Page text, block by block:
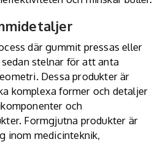
där gummit pressas eller
stelnar för att anta
Dessa produkter är
komplexa former och detaljer
och
Formgjutna produkter är
inom medicinteknik,